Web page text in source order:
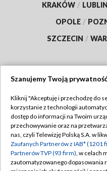
KRAKÓW / LUBLIN
OPOLE /
SZCZECIN /
Abonament TVP
Emisja w TVP
Centrum informacji TVP
Szanujemy Twoją
Kliknij "Akceptuję i przechodzę do
korzystanie z technologii
dostęp do informacji na Twoim
przechowywanie oraz na
nas, czyli Telewizję Polską S.A. w
Zaufanych Partnerów z IAB* (1201
Partnerów TVP (93 firm), w celach
zautomatyzowanego dopasowania